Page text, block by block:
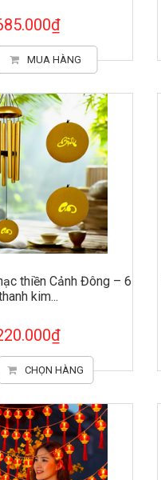
MUA HÀNG
thiền Cảnh Đông – 6
kim...
CHỌN HÀNG